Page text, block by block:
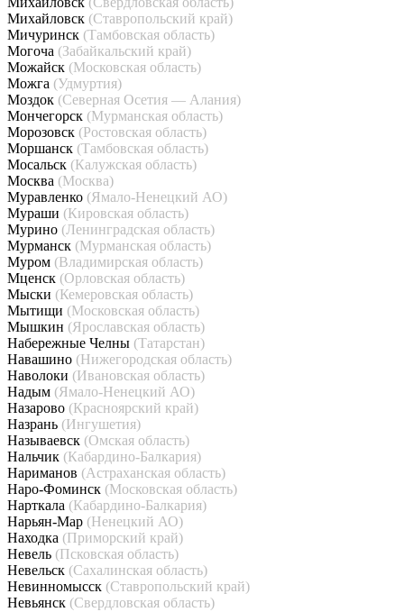
Михайловск (Ставропольский край)
Мичуринск (Тамбовская область)
Могоча (Забайкальский край)
Можайск (Московская область)
Можга (Удмуртия)
Моздок (Северная Осетия — Алания)
Мончегорск (Мурманская область)
Морозовск (Ростовская область)
Моршанск (Тамбовская область)
Мосальск (Калужская область)
Москва (Москва)
Муравленко (Ямало-Ненецкий АО)
Мураши (Кировская область)
Мурино (Ленинградская область)
Мурманск (Мурманская область)
Муром (Владимирская область)
Мценск (Орловская область)
Мыски (Кемеровская область)
Мытищи (Московская область)
Мышкин (Ярославская область)
Набережные Челны (Татарстан)
Навашино (Нижегородская область)
Наволоки (Ивановская область)
Надым (Ямало-Ненецкий АО)
Назарово (Красноярский край)
Назрань (Ингушетия)
Называевск (Омская область)
Нальчик (Кабардино-Балкария)
Нариманов (Астраханская область)
Наро-Фоминск (Московская область)
Нарткала (Кабардино-Балкария)
Нарьян-Мар (Ненецкий АО)
Находка (Приморский край)
Невель (Псковская область)
Невельск (Сахалинская область)
Невинномысск (Ставропольский край)
Невьянск (Свердловская область)